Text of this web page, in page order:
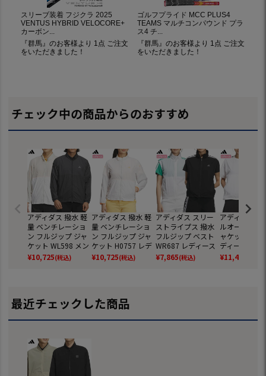
チェック中の商品からのおすすめ
アディダス 撥水 軽
量 ベンチレーショ
ン フルジップ ジャ
ケット WL598 メン
ズ ゴルフウェア ゴ
ルフ 2026春夏モデ
¥10,725(税込)
アディダス 撥水 軽
量 ベンチレーショ
ン フルジップ ジャ
ケット H0757 レデ
ィース ゴルフウェ
ア ゴルフ 2026春夏
¥10,725(税込)
アディダス スリー
ストライプス 撥水
フルジップ ベスト
WR687 レディース
ゴルフウェア ゴル
フ 2026春夏モデル
¥7,865(税込)
アディダス 撥
ルオーバー
ャケット
ディース ゴル
ェア ゴルフ
夏モデル
¥11,440
最近チェックした商品